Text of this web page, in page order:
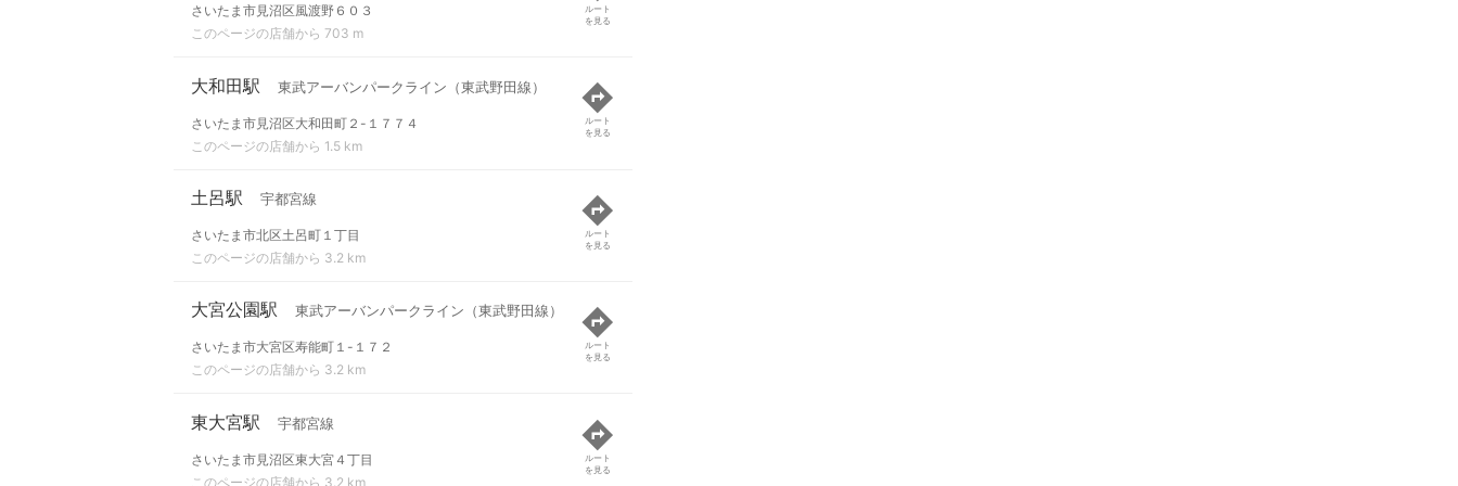
さいたま市見沼区風渡野６０３
このページの店舗から 703 m
ルート
を見る
大和田駅 東武アーバンパークライン（東武野田線）
さいたま市見沼区大和田町２-１７７４
このページの店舗から 1.5 km
ルート
を見る
土呂駅 宇都宮線
さいたま市北区土呂町１丁目
このページの店舗から 3.2 km
ルート
を見る
大宮公園駅 東武アーバンパークライン（東武野田線）
さいたま市大宮区寿能町１-１７２
このページの店舗から 3.2 km
ルート
を見る
東大宮駅 宇都宮線
さいたま市見沼区東大宮４丁目
このページの店舗から 3.2 km
ルート
を見る